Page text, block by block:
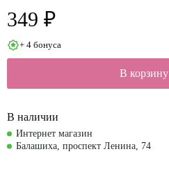
349 ₽
+ 4 бонуса
В корзину
В наличии
Интернет магазин
Балашиха, проспект Ленина, 74